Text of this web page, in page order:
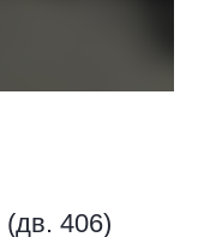
(дв. 406)